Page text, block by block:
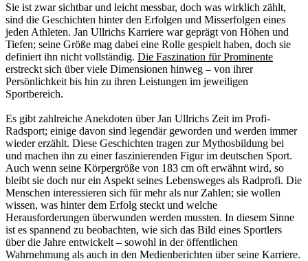
Sie ist zwar sichtbar und leicht messbar, doch was wirklich zählt,
sind die Geschichten hinter den Erfolgen und Misserfolgen eines
jeden Athleten. Jan Ullrichs Karriere war geprägt von Höhen und
Tiefen; seine Größe mag dabei eine Rolle gespielt haben, doch sie
definiert ihn nicht vollständig. Die Faszination für Prominente
erstreckt sich über viele Dimensionen hinweg – von ihrer
Persönlichkeit bis hin zu ihren Leistungen im jeweiligen
Sportbereich.
Es gibt zahlreiche Anekdoten über Jan Ullrichs Zeit im Profi-
Radsport; einige davon sind legendär geworden und werden immer
wieder erzählt. Diese Geschichten tragen zur Mythosbildung bei
und machen ihn zu einer faszinierenden Figur im deutschen Sport.
Auch wenn seine Körpergröße von 183 cm oft erwähnt wird, so
bleibt sie doch nur ein Aspekt seines Lebensweges als Radprofi. Die
Menschen interessieren sich für mehr als nur Zahlen; sie wollen
wissen, was hinter dem Erfolg steckt und welche
Herausforderungen überwunden werden mussten. In diesem Sinne
ist es spannend zu beobachten, wie sich das Bild eines Sportlers
über die Jahre entwickelt – sowohl in der öffentlichen
Wahrnehmung als auch in den Medienberichten über seine Karriere.